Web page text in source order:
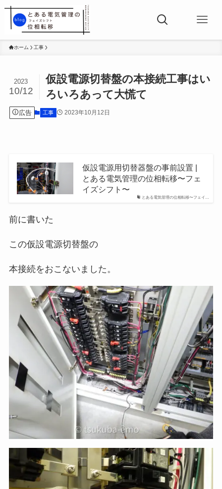
ホーム 工事
仮設電源切替盤の本接続工事はい
ろいろあって大慌て
2023
10/12
広告 工事 2023年10月12日
とある電気管理の位相転移〜フェイ…
仮設電源用切替器盤の事前設置 |
とある電気管理の位相転移〜フェ
イズシフト〜
前に書いた
この仮設電源切替盤の
本接続をおこないました。